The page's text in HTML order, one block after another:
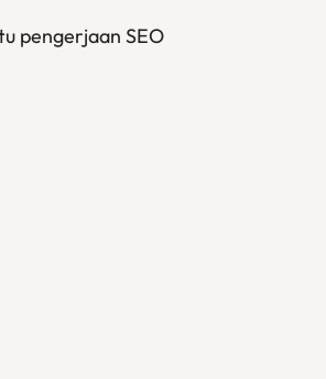
pengerjaan SEO